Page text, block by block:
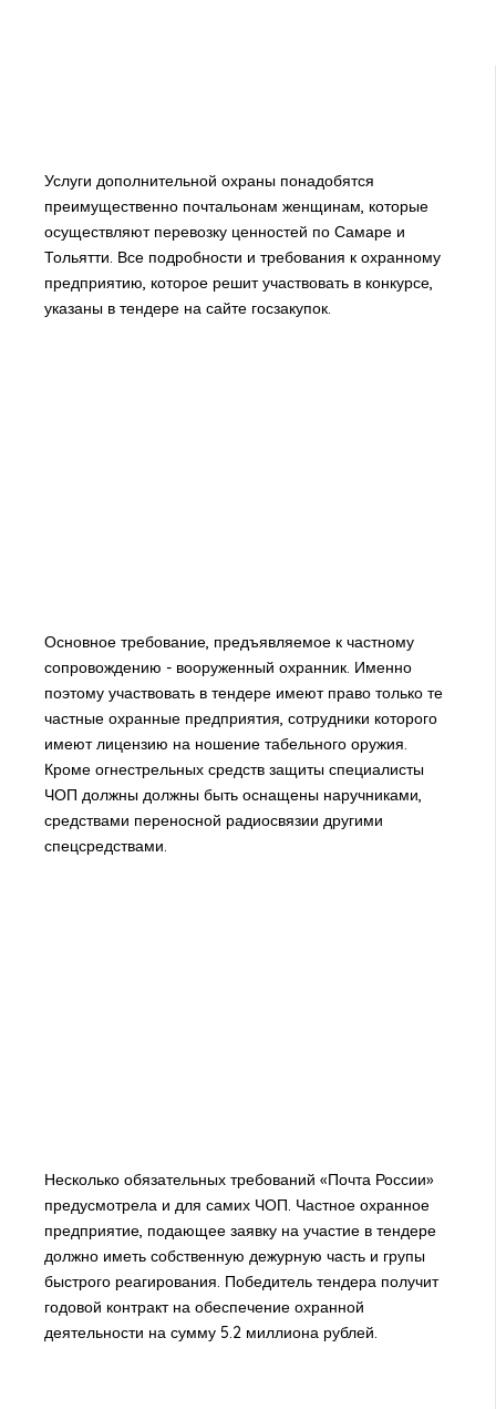
Услуги дополнительной охраны понадобятся
преимущественно почтальонам женщинам, которые
осуществляют перевозку ценностей по Самаре и
Тольятти. Все подробности и требования к охранному
предприятию, которое решит участвовать в конкурсе,
указаны в тендере на сайте госзакупок.
Основное требование, предъявляемое к частному
сопровождению - вооруженный охранник. Именно
поэтому участвовать в тендере имеют право только те
частные охранные предприятия, сотрудники которого
имеют лицензию на ношение табельного оружия.
Кроме огнестрельных средств защиты специалисты
ЧОП должны должны быть оснащены наручниками,
средствами переносной радиосвязии другими
спецсредствами.
Несколько обязательных требований «Почта России»
предусмотрела и для самих ЧОП. Частное охранное
предприятие, подающее заявку на участие в тендере
должно иметь собственную дежурную часть и групы
быстрого реагирования. Победитель тендера получит
годовой контракт на обеспечение охранной
деятельности на сумму 5.2 миллиона рублей.